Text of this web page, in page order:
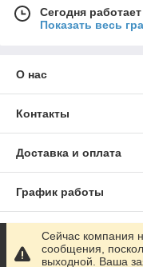
Сегодня
Показать весь
О нас
Контакты
Доставка и оплата
График работы
Полная версия сайта
Сейчас компания
сообщения,
выходной. Ваша